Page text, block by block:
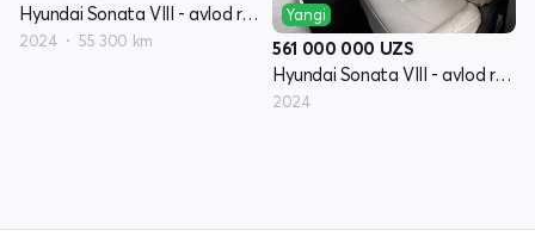
Hyundai Sonata VIII - avlod restayling (DN8)
2024 55 300 km
Yangi
561 000 000 UZS
Hyundai Sonata VIII - avlod restayling (DN8)
2024